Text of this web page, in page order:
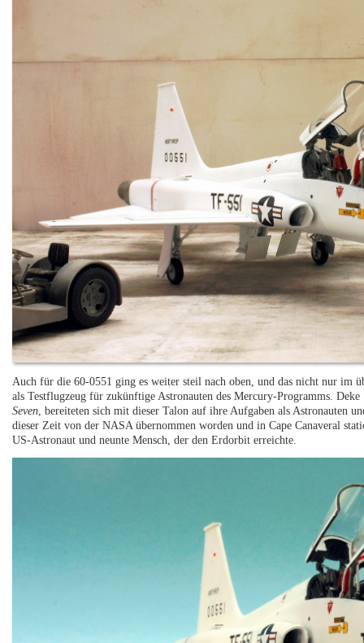
Auch für die 60-0551 ging es weiter steil nach oben, und das nicht nur im
als Testflugzeug für zukünftige Astronauten des Mercury-Programms.
Seven, bereiteten sich mit dieser Talon auf ihre Aufgaben als Astronauten
dieser Zeit von der NASA übernommen worden und in Cape Canaveral
US-Astronaut und neunte Mensch, der den Erdorbit erreichte.